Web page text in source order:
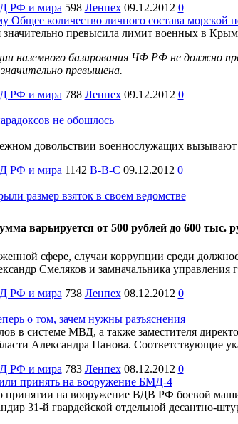
РФ и мира 598 Ленпех 09.12.2012 0
количество личного состава морской
наземного базирования ЧФ РФ не должно
превышена.
РФ и мира 788 Ленпех 09.12.2012 0
не обошлось
довольствии военнослужащих
РФ и мира 1142 B-B-C 09.12.2012 0
размер взяток в своем ведомстве
варьируется от 500 рублей до 600 тыс.
сфере, случаи коррупции среди
Смеляков и замначальника
РФ и мира 738 Ленпех 08.12.2012 0
о том, зачем нужны разъяснения
в системе МВД, а также заместителя
Александра Панова. Соответствующие
РФ и мира 783 Ленпех 08.12.2012 0
принять на вооружение БМД-4
принятии на вооружение ВДВ РФ боевой
31-й гвардейской отдельной десантно-